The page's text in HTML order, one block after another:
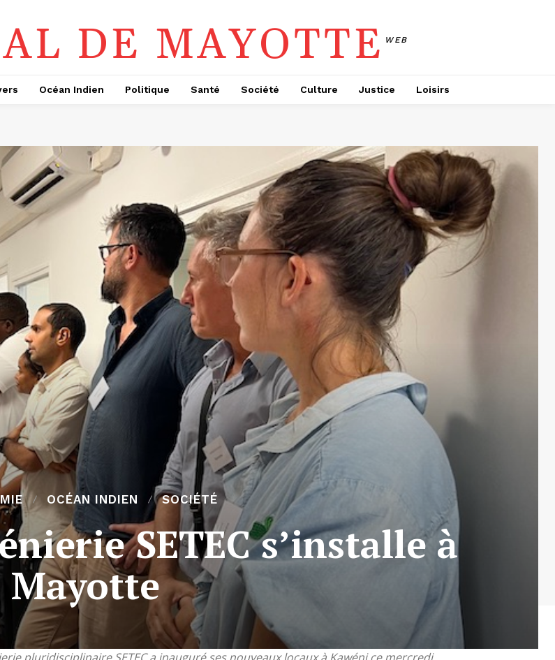
DE MAYOTTE WEB
Océan Indien Politique Santé Société Culture Justice Loisirs
OCÉAN INDIEN SOCIÉTÉ
SETEC s’installe à
Mayotte